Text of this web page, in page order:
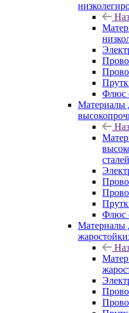
Флюс
Материалы
сталей
Флюс
Материалы